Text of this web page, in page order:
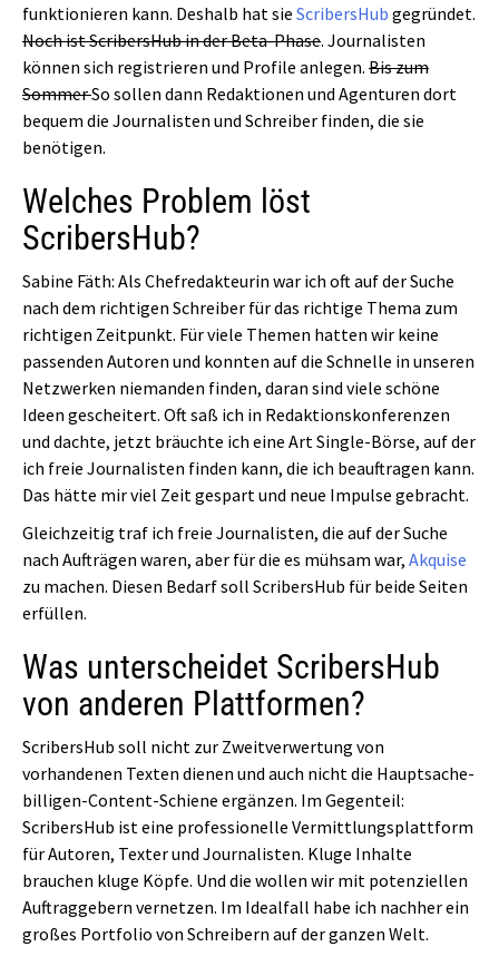
funktionieren kann. Deshalb hat sie ScribersHub gegründet.
Noch ist ScribersHub in der Beta-Phase. Journalisten
können sich registrieren und Profile anlegen. Bis zum
SommerSo sollen dann Redaktionen und Agenturen dort
bequem die Journalisten und Schreiber finden, die sie
benötigen.
Welches Problem löst
ScribersHub?
Sabine Fäth: Als Chefredakteurin war ich oft auf der Suche
nach dem richtigen Schreiber für das richtige Thema zum
richtigen Zeitpunkt. Für viele Themen hatten wir keine
passenden Autoren und konnten auf die Schnelle in unseren
Netzwerken niemanden finden, daran sind viele schöne
Ideen gescheitert. Oft saß ich in Redaktionskonferenzen
und dachte, jetzt bräuchte ich eine Art Single-Börse, auf der
ich freie Journalisten finden kann, die ich beauftragen kann.
Das hätte mir viel Zeit gespart und neue Impulse gebracht.
Gleichzeitig traf ich freie Journalisten, die auf der Suche
nach Aufträgen waren, aber für die es mühsam war, Akquise
zu machen. Diesen Bedarf soll ScribersHub für beide Seiten
erfüllen.
Was unterscheidet ScribersHub
von anderen Plattformen?
ScribersHub soll nicht zur Zweitverwertung von
vorhandenen Texten dienen und auch nicht die Hauptsache-
billigen-Content-Schiene ergänzen. Im Gegenteil:
ScribersHub ist eine professionelle Vermittlungsplattform
für Autoren, Texter und Journalisten. Kluge Inhalte
brauchen kluge Köpfe. Und die wollen wir mit potenziellen
Auftraggebern vernetzen. Im Idealfall habe ich nachher ein
großes Portfolio von Schreibern auf der ganzen Welt.